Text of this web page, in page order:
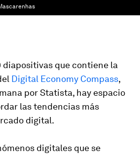
diapositivas que contiene la
Digital Economy Compass,
por Statista, hay espacio
las tendencias más
digital.
digitales que se